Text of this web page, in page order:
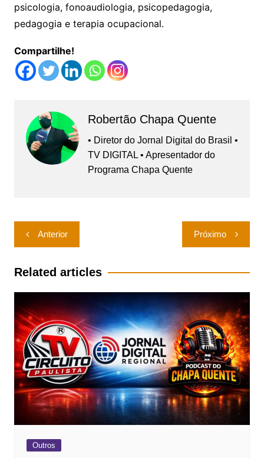
psicologia, fonoaudiologia, psicopedagogia,
pedagogia e terapia ocupacional.
Compartilhe!
Robertão Chapa Quente
• Diretor do Jornal Digital do Brasil •
TV DIGITAL • Apresentador do
Programa Chapa Quente
Navegação
de
Post
Anterior Próximo
Related articles
Outros